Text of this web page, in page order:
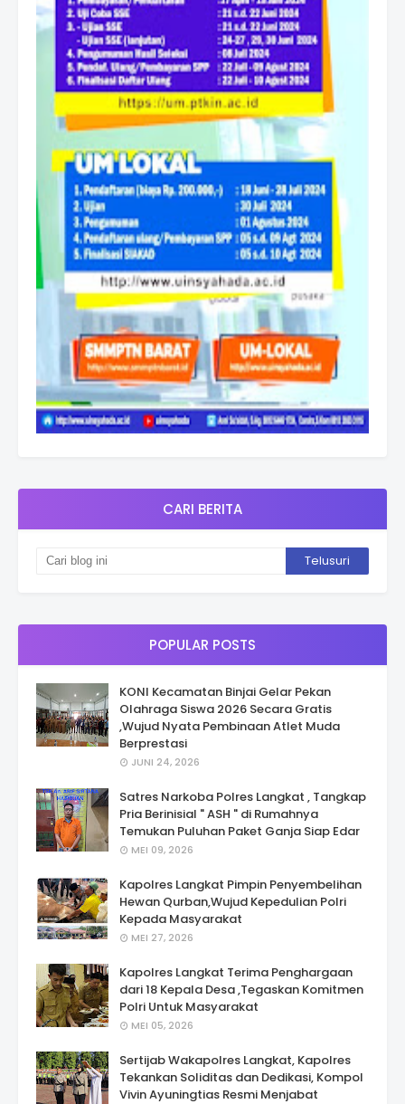
CARI BERITA
POPULAR POSTS
KONI Kecamatan Binjai Gelar Pekan
Olahraga Siswa 2026 Secara Gratis
,Wujud Nyata Pembinaan Atlet Muda
Berprestasi
JUNI 24, 2026
Satres Narkoba Polres Langkat , Tangkap
Pria Berinisial " ASH " di Rumahnya
Temukan Puluhan Paket Ganja Siap Edar
MEI 09, 2026
Kapolres Langkat Pimpin Penyembelihan
Hewan Qurban,Wujud Kepedulian Polri
Kepada Masyarakat
MEI 27, 2026
Kapolres Langkat Terima Penghargaan
dari 18 Kepala Desa ,Tegaskan Komitmen
Polri Untuk Masyarakat
MEI 05, 2026
Sertijab Wakapolres Langkat, Kapolres
Tekankan Soliditas dan Dedikasi, Kompol
Vivin Ayuningtias Resmi Menjabat